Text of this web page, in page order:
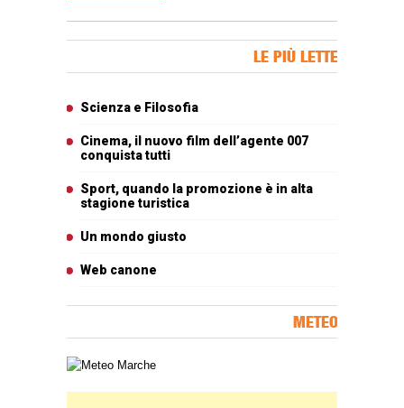
LE PIÙ LETTE
Scienza e Filosofia
Cinema, il nuovo film dell’agente 007
conquista tutti
Sport, quando la promozione è in alta
stagione turistica
Un mondo giusto
Web canone
METEO
Carta meteorologica delle Marche